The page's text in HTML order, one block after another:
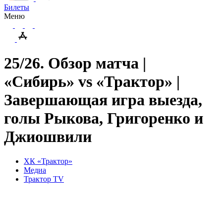
Билеты
Меню
25/26. Обзор матча |
«Сибирь» vs «Трактор» |
Завершающая игра выезда,
голы Рыкова, Григоренко и
Джиошвили
ХК «Трактор»
Медиа
Трактор TV